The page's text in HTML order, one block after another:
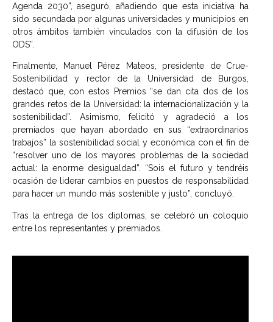
Agenda 2030”, aseguró, añadiendo que esta iniciativa ha
sido secundada por algunas universidades y municipios en
otros ámbitos también vinculados con la difusión de los
ODS”.
Finalmente, Manuel Pérez Mateos, presidente de Crue-
Sostenibilidad y rector de la Universidad de Burgos,
destacó que, con estos Premios “se dan cita dos de los
grandes retos de la Universidad: la internacionalización y la
sostenibilidad”. Asimismo, felicitó y agradeció a los
premiados que hayan abordado en sus “extraordinarios
trabajos” la sostenibilidad social y económica con el fin de
“resolver uno de los mayores problemas de la sociedad
actual: la enorme desigualdad”. “Sois el futuro y tendréis
ocasión de liderar cambios en puestos de responsabilidad
para hacer un mundo más sostenible y justo”, concluyó.
Tras la entrega de los diplomas, se celebró un coloquio
entre los representantes y premiados.